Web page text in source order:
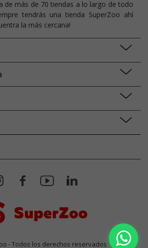
de más de 70 tiendas a lo largo de todo
tendrás una tienda SuperZoo ahí
la más cercana!
- Todos los derechos reservados